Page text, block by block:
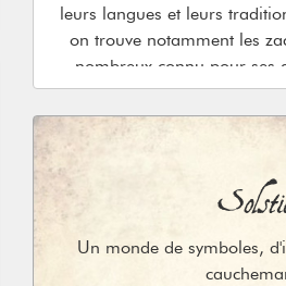
leurs langues et leurs
on trouve notamment les
nombreux connu pour ses
agriculteurs. Autre
principalement dans les
sont réputés pour leur
Vivant dans une société
reconnaissables à leur crâne
Si nombre d’humains vivent
villages indépendants et
Un monde de symboles,